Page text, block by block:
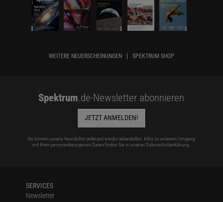
WEITERE NEUERSCHEINUNGEN SPEKTRUM SHOP
Spektrum.de-Newsletter abonnieren
JETZT ANMELDEN!
Sie können unsere Newsletter jederzeit wieder abbestellen. Infos zu unserem Umgang
mit Ihren personenbezogenen Daten finden Sie in unserer Datenschutzerklärung.
SERVICES
Newsletter